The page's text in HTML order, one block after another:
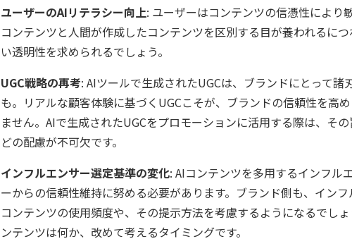
ユーザーのAIリテラシー向上: ユーザーはコンテンツの信憑性により
コンテンツと人間が作成したコンテンツを区別する目が養われるに
い透明性を求められるでしょう。
UGC戦略の再考: AIツールで生成されたUGCは、ブランドにとって諸
も。リアルな顧客体験に基づくUGCこそが、ブランドの信頼性を高
ません。AIで生成されたUGCをプロモーションに活用する際は、そ
どの配慮が不可欠です。
インフルエンサー選定基準の変化: AIコンテンツを多用するインフル
ーからの信頼性維持に努める必要があります。ブランド側も、イン
コンテンツの使用頻度や、その提示方法を考慮するようになるでし
ンテンツは何か、改めて考えるタイミングです。